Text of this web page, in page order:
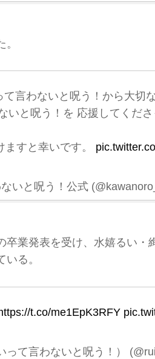
て言わないと呪う！から大切
いと呪う！を 応援してくださ
ますと幸いです。
いと呪う！公式
卒業発表を受け、水嬉るい・
る。
t.co/me1EpK3RFY
て言わないと呪う！）